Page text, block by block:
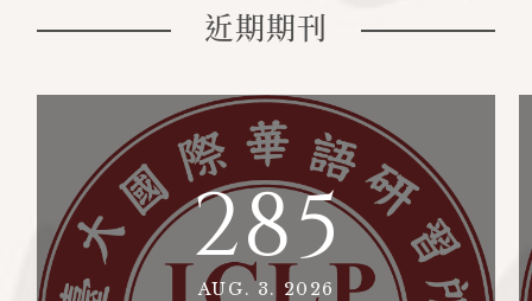
近期期刊
285
AUG. 3. 2026